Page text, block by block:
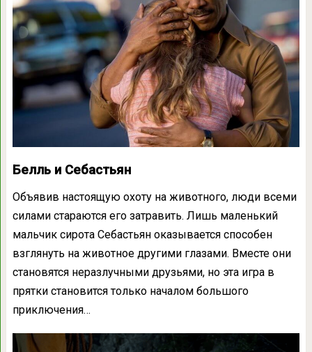
Белль и Себастьян
Объявив настоящую охоту на животного, люди всеми
силами стараются его затравить. Лишь маленький
мальчик сиротаСебастьян оказывается способен
взглянуть на животное другими глазами. Вместе они
становятся неразлучными друзьями, но эта игра в
прятки становится только началом большого
приключения…